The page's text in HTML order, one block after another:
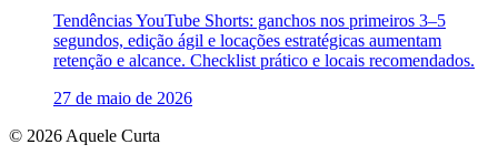
Tendências YouTube Shorts: ganchos nos primeiros 3–5
segundos, edição ágil e locações estratégicas aumentam
retenção e alcance. Checklist prático e locais recomendados.
27 de maio de 2026
© 2026 Aquele Curta